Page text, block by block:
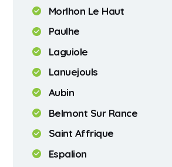
Morlhon Le Haut
Paulhe
Laguiole
Lanuejouls
Aubin
Belmont Sur Rance
Saint Affrique
Espalion